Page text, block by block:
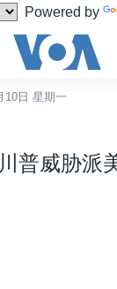
Powered by
10日 星期一
普威胁派